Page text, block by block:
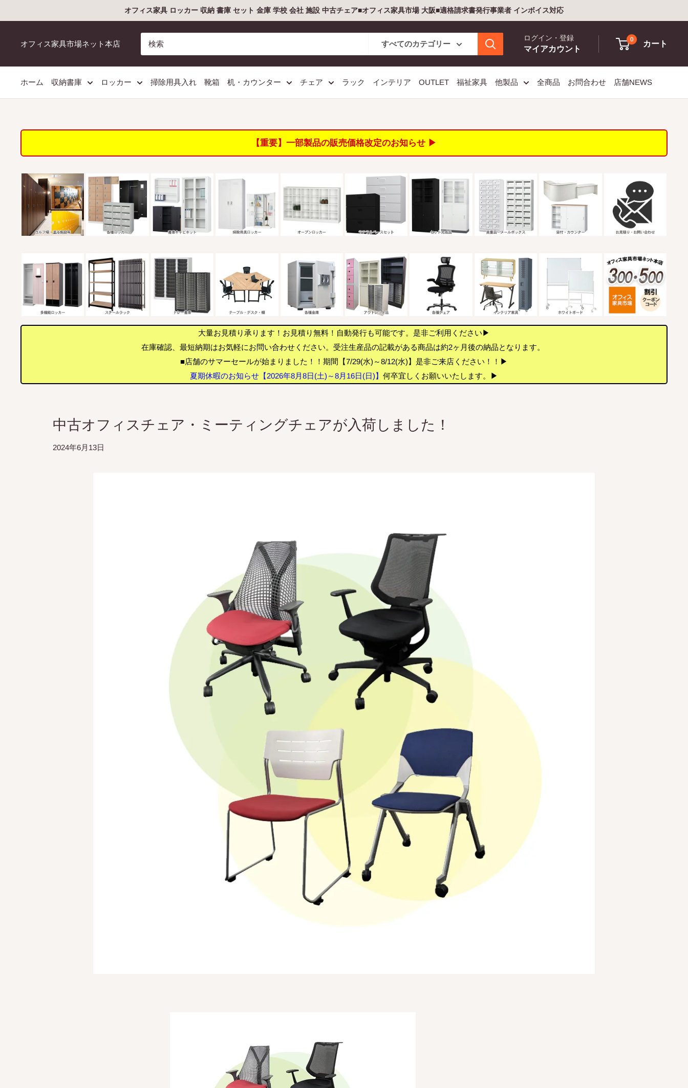
ン
オフィス家具 ロッカー 収納 書庫 セット 金庫 学校 会社 施設 中古チェア■オフィス家具市場 大阪■適格請求書発行事業者 インボイス対応
オフィス家具市場ネット本店 すべてのカテゴリー
ログイン・登録
マイアカウント
0
カート
ホーム 収納書庫 ロッカー 掃除用具入れ 靴箱 机・カウンター チェア ラック インテリア OUTLET 福祉家具 他製品 全商品 お問合わせ 店舗NEWS
【重要】一部製品の販売価格改定のお知らせ ▶
大量お見積り承ります！お見積り無料！自動発行も可能です。是非ご利用ください▶
在庫確認、最短納期はお気軽にお問い合わせください。受注生産品の記載がある商品は約2ヶ月後の納品となります。
■店舗のサマーセールが始まりました！！期間【7/29(水)～8/12(水)】是非ご来店ください！！▶
夏期休暇のお知らせ【2026年8月8日(土)～8月16日(日)】 何卒宜しくお願いいたします。▶
中古オフィスチェア・ミーティングチェアが入荷しました！
2024年6月13日